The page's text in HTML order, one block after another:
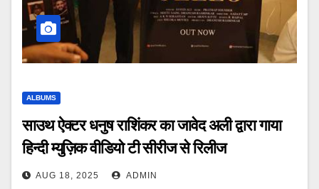
ALBUMS
साउथ ऐक्टर धनुष राशिंकर का जावेद अली द्वारा गाया
हिन्दी म्युज़िक वीडियो टी सीरीज से रिलीज
AUG 18, 2025 ADMIN